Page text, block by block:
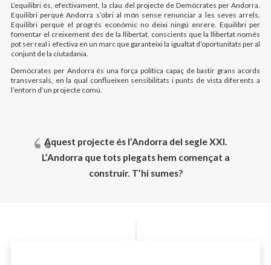
L’equilibri és, efectivament, la clau del projecte de Demòcrates per Andorra.
Equilibri perquè Andorra s’obri al món sense renunciar a les seves arrels.
Equilibri perquè el progrés econòmic no deixi ningú enrere. Equilibri per
fomentar el creixement des de la llibertat, conscients que la llibertat només
pot ser real i efectiva en un marc que garanteixi la igualtat d’oportunitats per al
conjunt de la ciutadania.
Demòcrates per Andorra és una força política capaç de bastir grans acords
transversals, en la qual conflueixen sensibilitats i punts de vista diferents a
l’entorn d’un projecte comú.
Aquest projecte és l’Andorra del segle XXI.
L’Andorra que tots plegats hem començat a
construir. T’hi sumes?
2011